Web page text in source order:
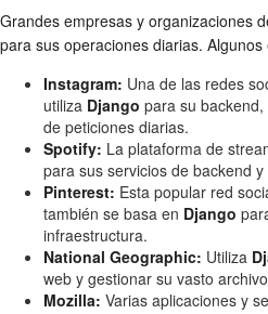
Grandes empresas y organizaciones
para sus operaciones diarias.
Instagram: Una de las redes
utiliza Django para su
de peticiones diarias.
Spotify: La plataforma de
para sus servicios de backend
Pinterest: Esta popular red
también se basa en Django
infraestructura.
National Geographic: Utiliza
web y gestionar su vasto
Mozilla: Varias aplicaciones y